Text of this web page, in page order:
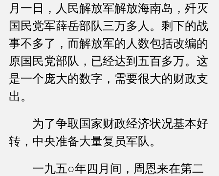
月一日，人民解放军解放海南岛，歼灭
国民党军薛岳部队三万多人。剩下的战
事不多了，而解放军的人数包括改编的
原国民党部队，已经达到五百多万。这
是一个庞大的数字，需要很大的财政支
出。
为了争取国家财政经济状况基本好
转，中央准备大量复员军队。
一九五○年四月间，周恩来在第二